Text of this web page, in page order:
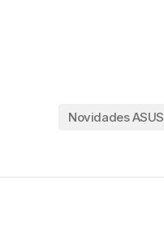
Novidades ASUS